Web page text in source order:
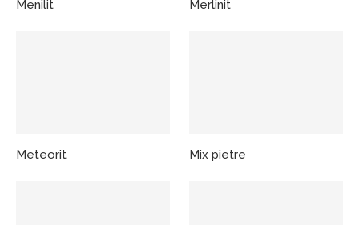
Menilit Merlinit
Meteorit Mix pietre